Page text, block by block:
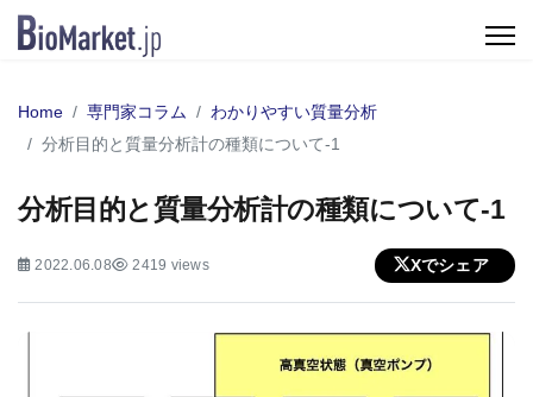
Home 専門家コラム
わかりやすい質量分析
分析目的と質量分析計の種類について-1
分析目的と質量分析計の種類について-1
2022.06.08 2419 views Xでシェア